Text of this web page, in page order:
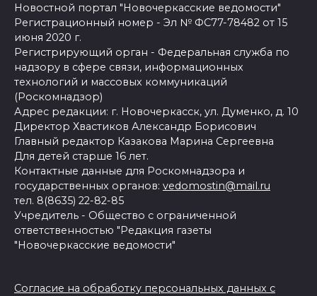
Новостной портал "Новочеркасские ведомости"
Регистрационный номер - Эл № ФС77-78482 от 15
июня 2020 г.
Регистрирующий орган - Федеральная служба по
надзору в сфере связи, информационных
технологий и массовых коммуникаций
(Роскомнадзор)
Адрес редакции: г. Новочеркасск, ул. Думенко, д. 10
Директор Хвастиков Александр Борисович
Главный редактор Казакова Марина Сергеевна
Для детей старше 16 лет.
Контактные данные для Роскомнадзора и
государственных органов: vedomostin@mail.ru
тел. 8(8635) 22-82-85
Учредитель - Общество с ограниченной
ответственностью "Редакция газеты
"Новочеркасские ведомости"
Согласие на обработку персональных данных с